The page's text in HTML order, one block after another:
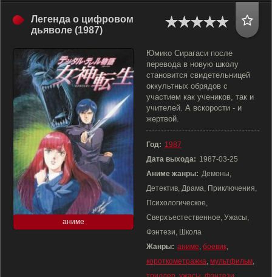
Легенда о цифровом
дьяволе (1987)
аниме
Юмико Сирагаси после
перевода в новую школу
становится свидетельницей
оккультных обрядов с
участием как учеников, так и
учителей. А вскорости - и
жертвой.
Год: 1987
Дата выхода: 1987-03-25
Аниме жанры: Демоны,
Детектив, Драма, Приключения,
Психологическое,
Сверхъестественное, Ужасы,
Фэнтези, Школа
Жанры: аниме, боевик,
короткометражка, мультфильм,